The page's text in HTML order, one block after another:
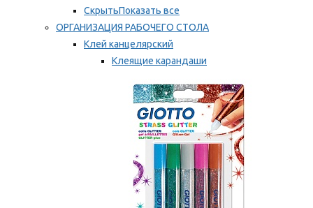
СкрытьПоказать все
ОРГАНИЗАЦИЯ РАБОЧЕГО СТОЛА
Клей канцелярский
Клеящие карандаши
Мы рекомендуем